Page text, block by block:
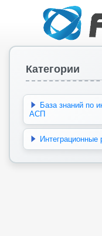
Категории
База знаний по
АСП